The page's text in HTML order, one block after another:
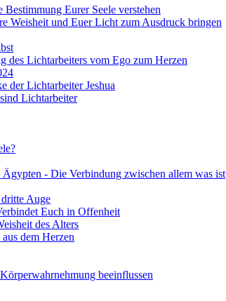
Eurer Seele verstehen
Weisheit und Euer Licht zum Ausdruck bringen
des Lichtarbeiters vom Ego zum Herzen
der Lichtarbeiter Jeshua
Lichtarbeiter
- Die Verbindung zwischen allem was ist
Auge
Euch in Offenheit
des Alters
dem Herzen
beeinflussen